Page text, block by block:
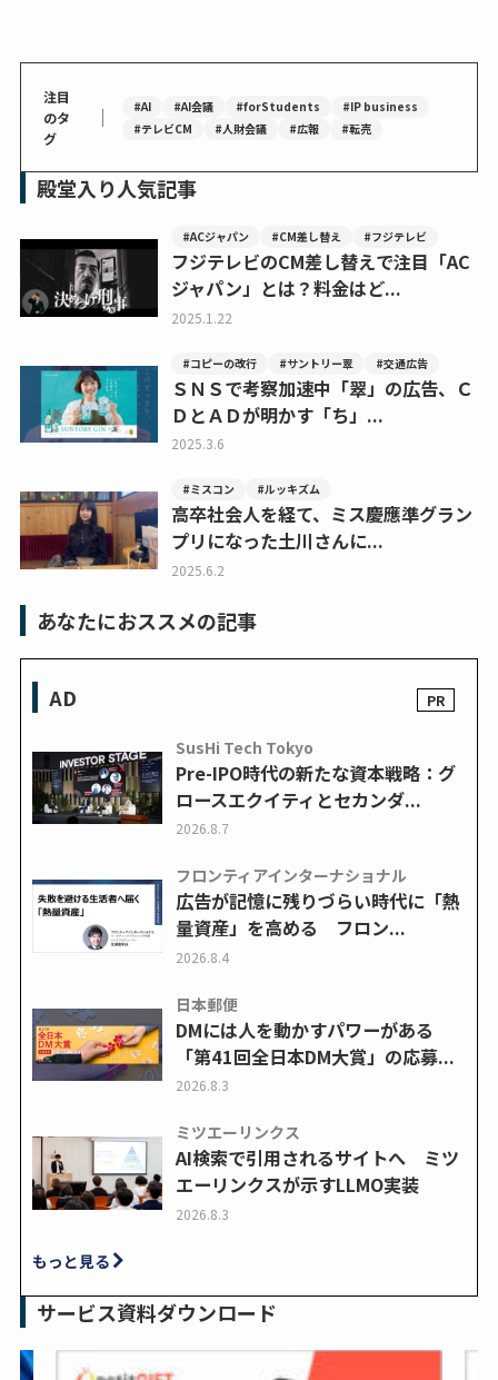
注目
のタ
グ
｜ #AI #AI会議 #forStudents
#IP business
#テレビCM
#人財会議 #広報 #転売
殿堂入り人気記事
#ACジャパン #CM差し替え #フジテレビ
フジテレビのCM差し替えで注目「AC
ジャパン」とは？料金はど...
2025.1.22
#コピーの改行 #サントリー翠 #交通広告
ＳＮＳで考察加速中「翠」の広告、Ｃ
ＤとＡＤが明かす「ち」...
2025.3.6
#ミスコン #ルッキズム
高卒社会人を経て、ミス慶應準グラン
プリになった土川さんに...
2025.6.2
あなたにおススメの記事
AD
SusHi Tech Tokyo
Pre-IPO時代の新たな資本戦略：グ
ロースエクイティとセカンダ...
2026.8.7
フロンティアインターナショナル
広告が記憶に残りづらい時代に「熱
量資産」を高める フロン...
2026.8.4
日本郵便
DMには人を動かすパワーがある
「第41回全日本DM大賞」の応募...
2026.8.3
ミツエーリンクス
AI検索で引用されるサイトへ ミツ
エーリンクスが示すLLMO実装
2026.8.3
もっと見る
サービス資料ダウンロード